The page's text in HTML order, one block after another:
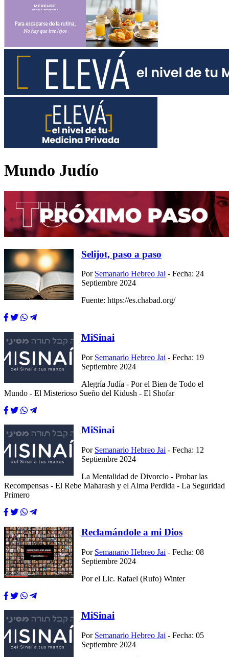
Mundo Judío
Selijot, paso a paso
Por Semanario Hebreo Jai - Fecha: 24
Septiembre 2024
Fuente: https://es.chabad.org/
MiSinai
Por Semanario Hebreo Jai - Fecha: 19
Septiembre 2024
Alegría Judía - Por el Bien de Todo el
Mundo - El Misterioso Sueño del Kidush - El Shofar
MiSinai
Por Semanario Hebreo Jai - Fecha: 12
Septiembre 2024
La Mentalidad de Divorcio - Probar las
Recompensas - El Rebe Maharash y el Alma Perdida - La Seguridad
Primero
Reclamándole a mi Dios
Por Semanario Hebreo Jai - Fecha: 08
Septiembre 2024
Por el Lic. Rafael (Rufo) Winter
MiSinai
Por Semanario Hebreo Jai - Fecha: 05
Septiembre 2024